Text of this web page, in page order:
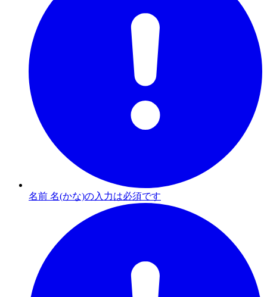
名前 名(かな)の入力は必須です